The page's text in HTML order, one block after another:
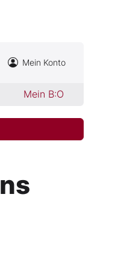
Mein Konto
Mein B:O